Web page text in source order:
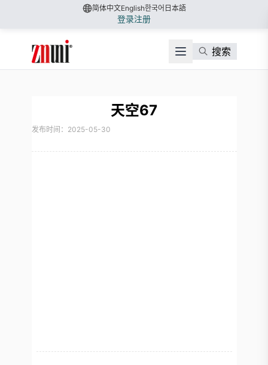
简体中文English한국어 日本語
登录注册
搜索
天空67
发布时间：2025-05-30